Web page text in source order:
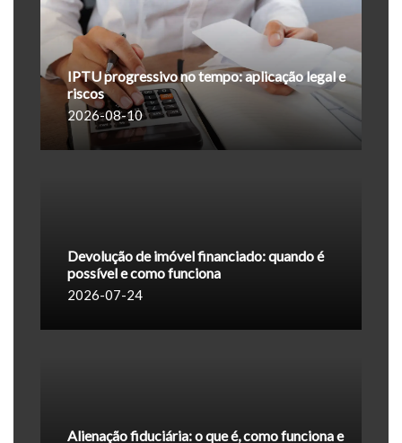
IPTU progressivo no tempo: aplicação legal e
riscos
2026-08-10
Devolução de imóvel financiado: quando é
possível e como funciona
2026-07-24
Alienação fiduciária: o que é, como funciona e